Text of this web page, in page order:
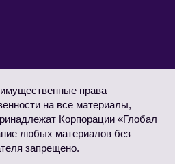
права
на все материалы,
Корпорации «Глобал
любых материалов без
запрещено.